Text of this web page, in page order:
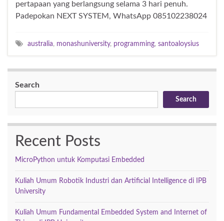
pertapaan yang berlangsung selama 3 hari penuh.
Padepokan NEXT SYSTEM, WhatsApp 085102238024
australia, monashuniversity, programming, santoaloysius
Search
Search
Recent Posts
MicroPython untuk Komputasi Embedded
Kuliah Umum Robotik Industri dan Artificial Intelligence di IPB
University
Kuliah Umum Fundamental Embedded System and Internet of